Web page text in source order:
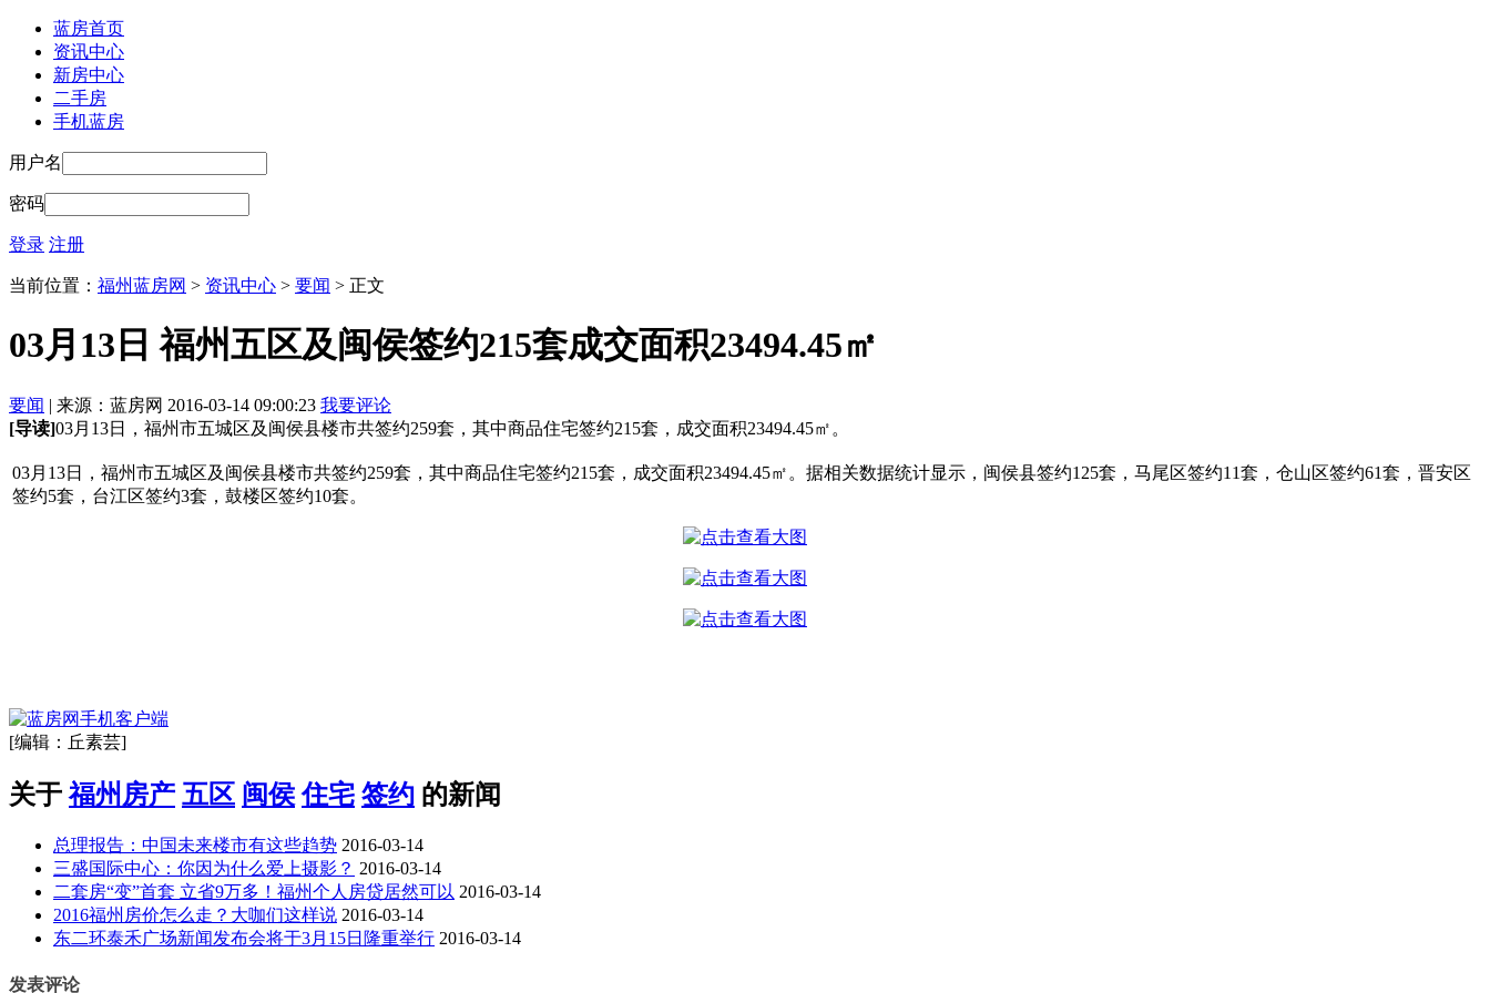
蓝房首页
资讯中心
新房中心
二手房
手机蓝房
用户名
密码
登录 注册
当前位置： 福州蓝房网 > 资讯中心 > 要闻 > 正文
03月13日 福州五区及闽侯签约215套成交面积23494.45㎡
要闻 | 来源：蓝房网 2016-03-14 09:00:23 我要评论
[导读]03月13日，福州市五城区及闽侯县楼市共签约259套，其中商品住宅签约215套，成交面积23494.45㎡。
03月13日，福州市五城区及闽侯县楼市共签约259套，其中商品住宅签约215套，成交面积23494.45㎡。据相关数据统计显示，闽侯县签约125套，马尾区签约11套，仓山区签约61套，晋安区
签约5套，台江区签约3套，鼓楼区签约10套。
[编辑：丘素芸]
关于 福州房产 五区 闽侯 住宅 签约 的新闻
总理报告：中国未来楼市有这些趋势 2016-03-14
三盛国际中心：你因为什么爱上摄影？ 2016-03-14
二套房“变”首套 立省9万多！福州个人房贷居然可以 2016-03-14
2016福州房价怎么走？大咖们这样说 2016-03-14
东二环泰禾广场新闻发布会将于3月15日隆重举行 2016-03-14
发表评论